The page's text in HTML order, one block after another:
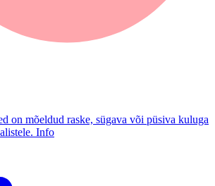
on mõeldud raske, sügava või püsiva kuluga
Info